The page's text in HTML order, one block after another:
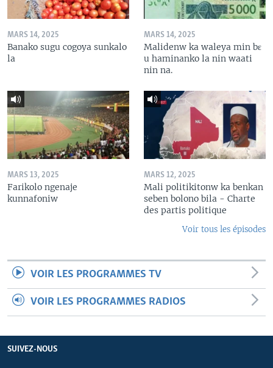
MARS 14, 2025
Banako sugu cogoya sunkalo
la
MARS 14, 2025
Malidenw ka waleya min bɛ
u haminanko la nin waati
nin na.
MARS 13, 2025
Farikolo ngenaje
kunnafoniw
MARS 12, 2025
Mali politikitonw ka benkan
seben bolono bila - Charte
des partis politique
Voir tous les épisodes
VOIR LES PROGRAMMES TV
VOIR LES PROGRAMMES RADIOS
SUIVEZ-NOUS